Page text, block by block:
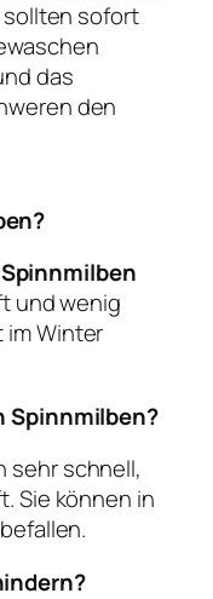
sollten sofort
das
den
Spinnmilben
und wenig
Winter
Spinnmilben?
sehr schnell,
Sie können in